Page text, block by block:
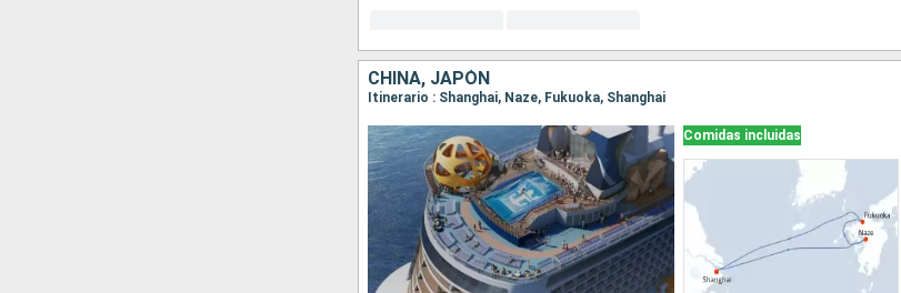
CHINA, JAPÓN
Itinerario : Shanghai, Naze, Fukuoka, Shanghai
Comidas incluidas